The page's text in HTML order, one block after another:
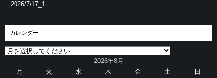
2026/7/17_1
カレンダー
2026年8月
月
火 水 木 金 土 日